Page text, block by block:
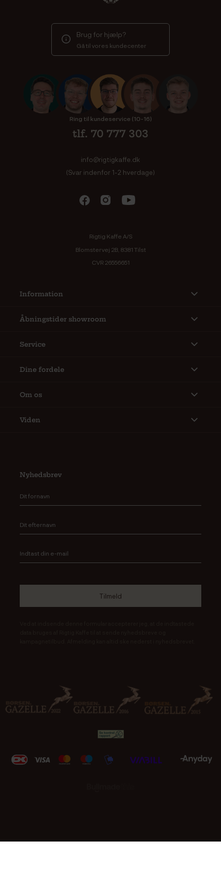
Brug for hjælp?
Gå til vores kundecenter
Ring til kundeservice (10-16)
tlf. 70 777 303
info@rigtigkaffe.dk
(Svar indenfor 1-2 hverdage)
Rigtig Kaffe A/S
Blomstervej 2B, 8381 Tilst
CVR 26556651
Information
Åbningstider showroom
Service
Dine fordele
Om os
Viden
Nyhedsbrev